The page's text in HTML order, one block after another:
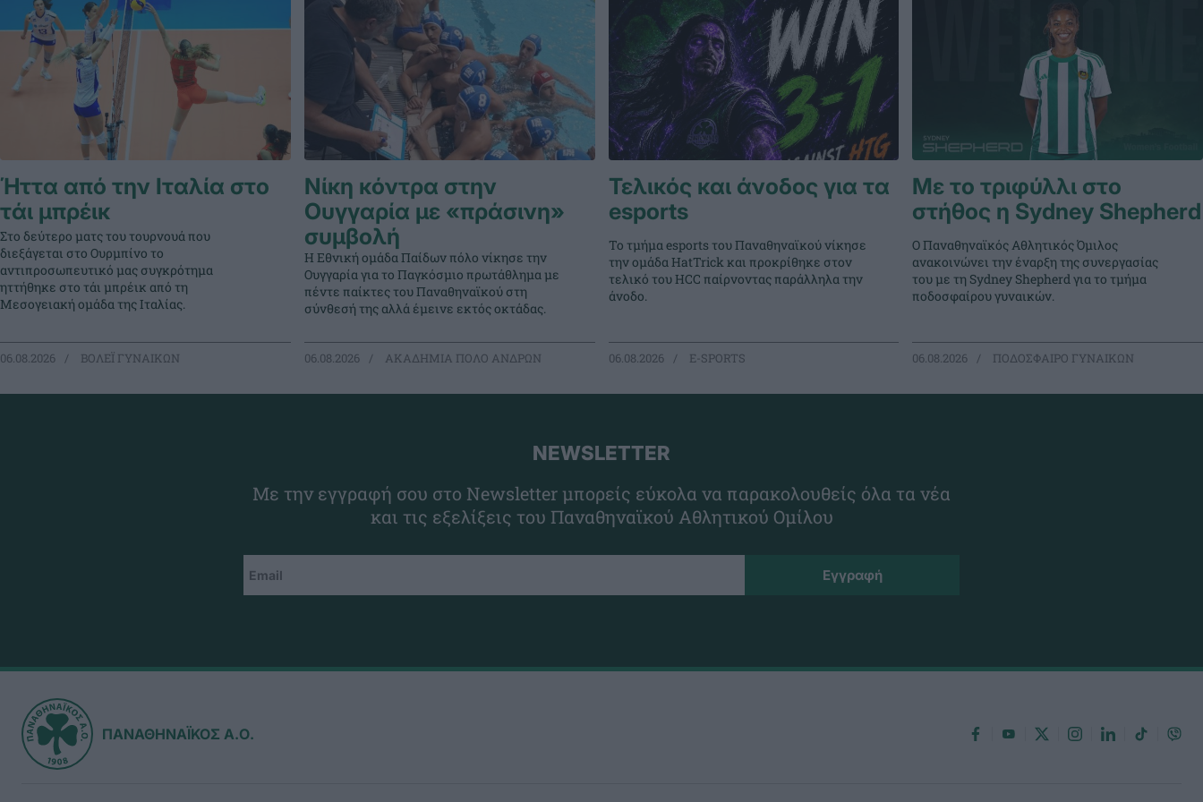
Ήττα από την Ιταλία στο
τάι μπρέικ
Στο δεύτερο ματς του τουρνουά που
διεξάγεται στο Ουρμπίνο το
αντιπροσωπευτικό μας συγκρότημα
ηττήθηκε στο τάι μπρέικ από τη
Μεσογειακή ομάδα της Ιταλίας.
06.08.2026 ΒΟΛΕΪ ΓΥΝΑΙΚΩΝ
Νίκη κόντρα στην
Ουγγαρία με «πράσινη»
συμβολή
Η Εθνική ομάδα Παίδων πόλο νίκησε την
Ουγγαρία για το Παγκόσμιο πρωτάθλημα με
πέντε παίκτες του Παναθηναϊκού στη
σύνθεσή της αλλά έμεινε εκτός οκτάδας.
06.08.2026 ΑΚΑΔΗΜΙΑ ΠΟΛΟ ΑΝΔΡΩΝ
Τελικός και άνοδος για τα
esports
Το τμήμα esports του Παναθηναϊκού νίκησε
την ομάδα HatTrick και προκρίθηκε στον
τελικό του HCC παίρνοντας παράλληλα την
άνοδο.
06.08.2026 E-SPORTS
Με το τριφύλλι στο
στήθος η Sydney Shepherd
Ο Παναθηναϊκός Αθλητικός Όμιλος
ανακοινώνει την έναρξη της συνεργασίας
του με τη Sydney Shepherd για το τμήμα
ποδοσφαίρου γυναικών.
06.08.2026 ΠΟΔΟΣΦΑΙΡΟ ΓΥΝΑΙΚΩΝ
NEWSLETTER
Με την εγγραφή σου στο Newsletter μπορείς εύκολα να παρακολουθείς όλα τα νέα
και τις εξελίξεις του Παναθηναϊκού Αθλητικού Ομίλου
ΠΑΝΑΘΗΝΑΪΚΟΣ Α.Ο.